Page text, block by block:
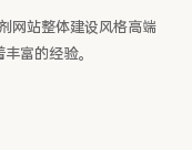
网站整体建设风格高端
富的经验。